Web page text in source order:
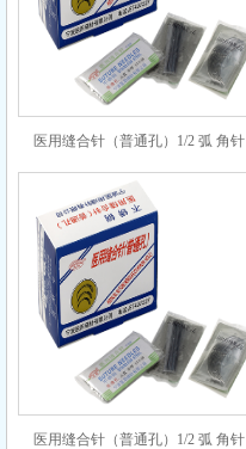
医用缝合针（普通孔）1/2 弧 角针
8×28
医用缝合针（普通孔）1/2 弧 角针